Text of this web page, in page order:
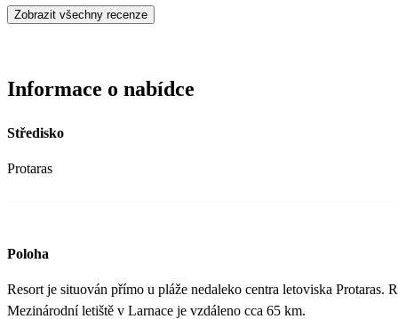
Zobrazit všechny recenze
Informace o nabídce
Středisko
Protaras
Poloha
Resort je situován přímo u pláže nedaleko centra letoviska
Mezinárodní letiště v Larnace je vzdáleno cca 65 km.